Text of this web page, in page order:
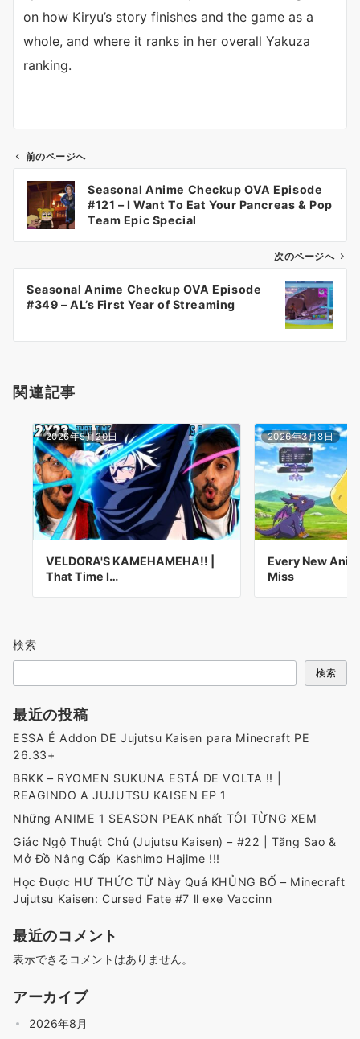
on how Kiryu’s story finishes and the game as a
whole, and where it ranks in her overall Yakuza
ranking.
ビ
ン
前のページへ
Seasonal Anime Checkup OVA Episode
#121 – I Want To Eat Your Pancreas & Pop
Team Epic Special
次のページへ
Seasonal Anime Checkup OVA Episode
#349 – AL’s First Year of Streaming
関連記事
2026年5月20日
VELDORA'S KAMEHAMEHA!! |
That Time I…
2026年3月8日
Every New
Miss
検索
検索
最近の投稿
ESSA É Addon DE Jujutsu Kaisen para Minecraft PE
26.33+
BRKK – RYOMEN SUKUNA ESTÁ DE VOLTA !! |
REAGINDO A JUJUTSU KAISEN EP 1
Những ANIME 1 SEASON PEAK nhất TÔI TỪNG XEM
Giác Ngộ Thuật Chú (Jujutsu Kaisen) – #22 | Tăng Sao &
Mở Đồ Nâng Cấp Kashimo Hajime !!!
Học Được HƯ THỨC TỬ Này Quá KHỦNG BỐ – Minecraft
Jujutsu Kaisen: Cursed Fate #7 ll exe Vaccinn
最近のコメント
表示できるコメントはありません。
アーカイブ
2026年8月